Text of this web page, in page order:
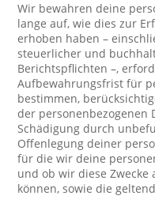
Wir bewahren deine
lange auf, wie dies zur
erhoben haben –
steuerlicher und
Berichtspflichten –,
Aufbewahrungsfrist für
bestimmen,
der personenbezogenen
Schädigung durch
Offenlegung deiner
für die wir deine
und ob wir diese Zwecke
können, sowie die